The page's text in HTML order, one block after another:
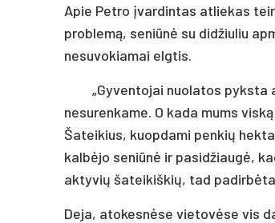
Apie Petro įvardintas atliekas
problemą, seniūnė su didžiuliu
nesuvokiamai elgtis.
„Gyventojai nuolatos
nesurenkame. O kada mums
Šateikius, kuopdami penkių
kalbėjo seniūnė ir pasidžiaugė,
aktyvių šateikiškių, tad
Deja, atokesnėse vietovėse vis